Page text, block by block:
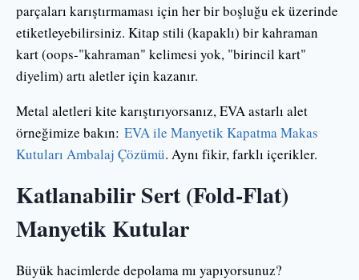
parçaları karıştırmaması için her bir boşluğu ek üzerinde
etiketleyebilirsiniz. Kitap stili (kapaklı) bir kahraman
kart (oops-"kahraman" kelimesi yok, "birincil kart"
diyelim) artı aletler için kazanır.
Metal aletleri kite karıştırıyorsanız, EVA astarlı alet
örneğimize bakın: EVA ile Manyetik Kapatma Makas
Kutuları Ambalaj Çözümü. Aynı fikir, farklı içerikler.
Katlanabilir Sert (Fold-Flat)
Manyetik Kutular
Büyük hacimlerde depolama mı yapıyorsunuz?